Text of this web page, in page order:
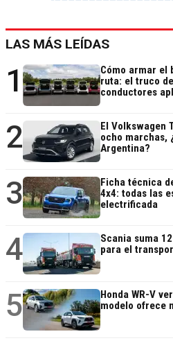
LAS MÁS LEÍDAS
1
Cómo armar el
ruta: el truco
conductores
2
El Volkswagen
ocho marchas,
Argentina?
3
Ficha técnica
4x4: todas las
electrificada
4
Scania suma
para el
5
Honda WR-V
modelo ofrece